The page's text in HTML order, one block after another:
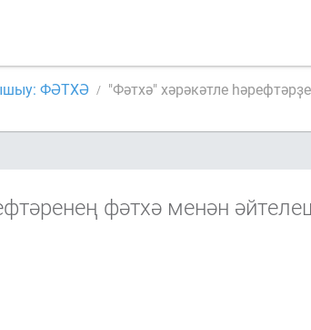
ФӘТХӘ
"Фәтхә" хәрәкәтле
фәтхә менән